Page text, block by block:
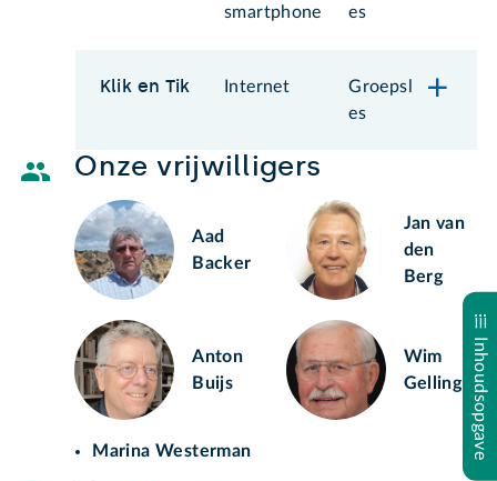
Inhoudsopgave
smartphone es
Klik en Tik Internet
Groepsl
es
Onze vrijwilligers
Aad
Backer
Jan van
den
Berg
Anton
Buijs
Wim
Gelling
Marina Westerman